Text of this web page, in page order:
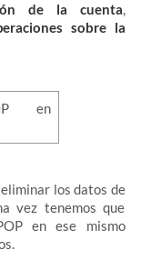
de la cuenta,
sobre la
los datos de
vez tenemos que
en ese mismo